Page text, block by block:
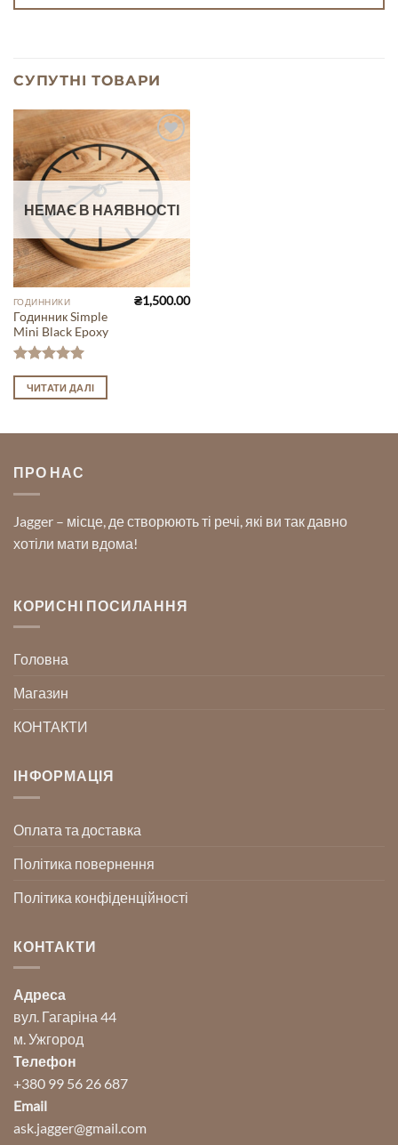
СУПУТНІ ТОВАРИ
Add to
Wishlist
НЕМАЄ В НАЯВНОСТІ
ГОДИННИКИ
Годинник Simple
Mini Black Epoxy
Оцінено в
5з 5
₴1,500.00
ЧИТАТИ ДАЛІ
ПРО НАС
Jagger – місце, де створюють ті речі, які ви так давно
хотіли мати вдома!
КОРИСНІ ПОСИЛАННЯ
Головна
Магазин
КОНТАКТИ
ІНФОРМАЦІЯ
Оплата та доставка
Політика повернення
Політика конфіденційності
КОНТАКТИ
Адреса
вул. Гагаріна 44
м. Ужгород
Телефон
+380 99 56 26 687
Email
ask.jagger@gmail.com